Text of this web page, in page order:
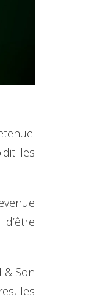
les
& Son
les